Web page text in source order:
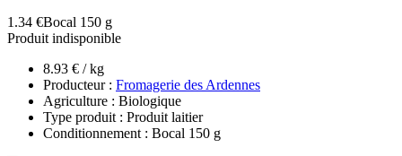
1.34 €Bocal 150 g
Produit indisponible
8.93 € / kg
Producteur : Fromagerie des Ardennes
Agriculture : Biologique
Type produit : Produit laitier
Conditionnement : Bocal 150 g